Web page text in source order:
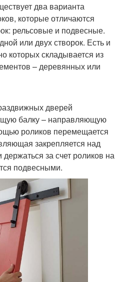
два варианта
которые отличаются
рельсовые и подвесные.
или двух створок. Есть и
которых складывается из
– деревянных или
дверей
балку – направляющую
роликов перемещается
закрепляется над
за счет роликов на
подвесными.